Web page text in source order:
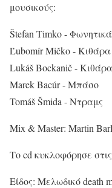
μουσικούς:
Štefan Timko - Φωνητικά
Ľubomír Mičko - Κιθάρα
Lukáš Bockanič - Κιθάρα
Marek Bacúr - Μπάσο
Tomáš Šmida - Ντραμς
Mix & Master: Martin
Το cd κυκλοφόρησε
Είδος: Μελωδικό death